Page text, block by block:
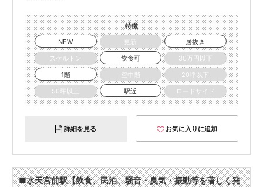
特徴
NEW
更新
居抜き
スケルトン
飲食可
30万円以下
1階
空中階
20坪以下
50坪以上
駅近 ロードサイド
詳細を見る お気に入りに追加
■水天宮前駅【飲食、民泊、騒音・臭気・振動等を著しく発